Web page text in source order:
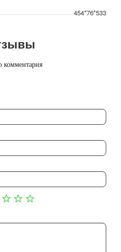
454*76*533
комментария